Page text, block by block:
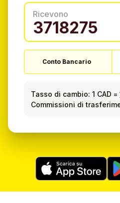
Ricevono
Conto Bancario
Tasso di cambio: 1 CAD =
Commissioni di